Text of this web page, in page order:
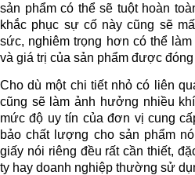
sản phẩm có thể sẽ tuột hoàn
khắc phục sự cố này cũng sẽ
sức, nghiêm trọng hơn có thể
và giá trị của sản phẩm được đóng
Cho dù một chi tiết nhỏ có liên
cũng sẽ làm ảnh hưởng nhiều
mức độ uy tín của đơn vị cung
bảo chất lượng cho sản phẩm
giấy nói riêng đều rất cần thiết,
ty hay doanh nghiệp thường sử